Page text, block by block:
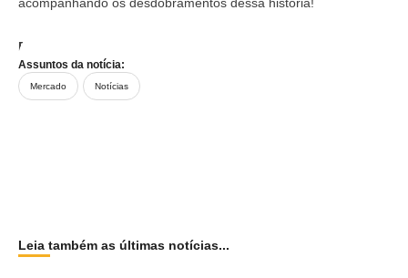
Foto:
Assuntos da notícia:
Mercado Notícias
Leia também as últimas notícias...